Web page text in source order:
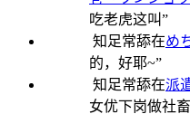
吃老虎这叫”
知足常舔在め
的，好耶~”
知足常舔在派
女优下岗做社